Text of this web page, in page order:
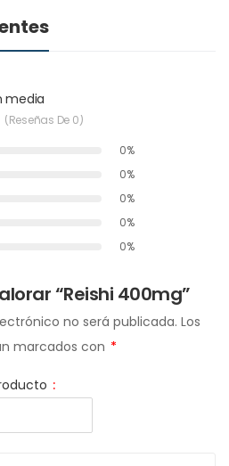
media
(Reseñas De 0)
0%
0%
0%
0%
0%
“Reishi 400mg”
no será publicada. Los
marcados con *
: